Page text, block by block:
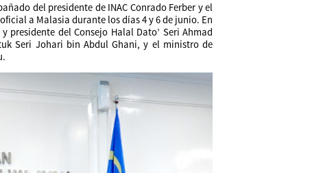
del presidente de INAC Conrado Ferber y el
a Malasia durante los días 4 y 6 de junio. En
del Consejo Halal Dato’ Seri Ahmad
Seri Johari bin Abdul Ghani, y el ministro de